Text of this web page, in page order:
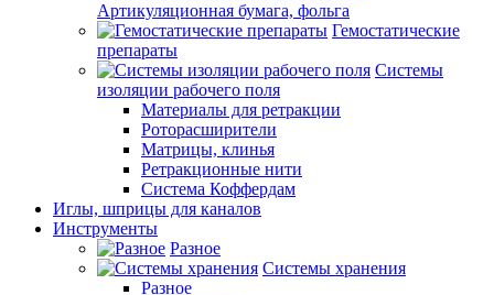
Артикуляционная бумага, фольга
Гемостатические
препараты
Системы
изоляции рабочего поля
Материалы для ретракции
Роторасширители
Матрицы, клинья
Ретракционные нити
Система Коффердам
Иглы, шприцы для каналов
Инструменты
Разное
Системы хранения
Разное